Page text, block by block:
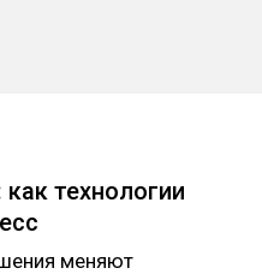
технологии
меняют